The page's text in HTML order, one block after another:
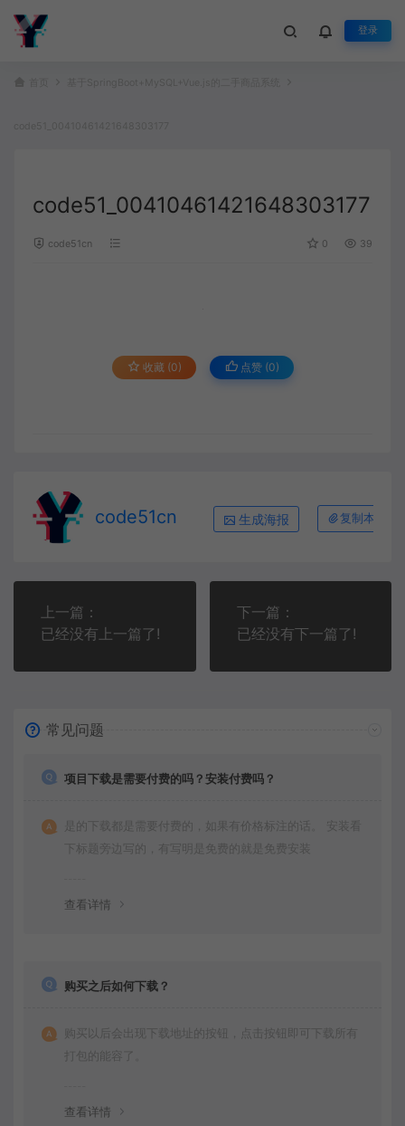
登录
code51_00410461421648303177
code51cn 0 39
收藏 (0) 点赞 (0)
code51cn 生成海报 复制本文链
上一篇：
已经没有上一篇了!
下一篇：
已经没有下一篇了!
常见问题
项目下载是需要付费的吗？安装付费吗？
是的下载都是需要付费的，如果有价格标注的话。 安装看
下标题旁边写的，有写明是免费的就是免费安装
查看详情
购买之后如何下载？
购买以后会出现下载地址的按钮，点击按钮即可下载所有
打包的能容了。
查看详情